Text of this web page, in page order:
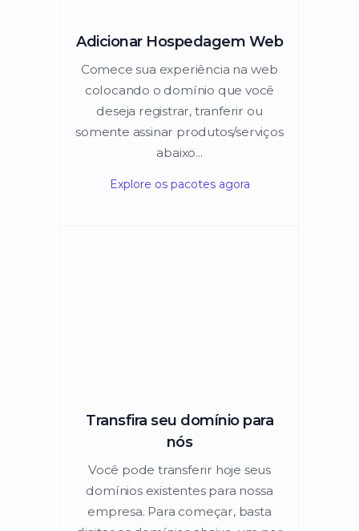
Adicionar Hospedagem Web
Comece sua experiência na web
colocando o domínio que você
deseja registrar, tranferir ou
somente assinar produtos/serviços
abaixo...
Explore os pacotes agora
Transfira seu domínio para
nós
Você pode transferir hoje seus
domínios existentes para nossa
empresa. Para começar, basta